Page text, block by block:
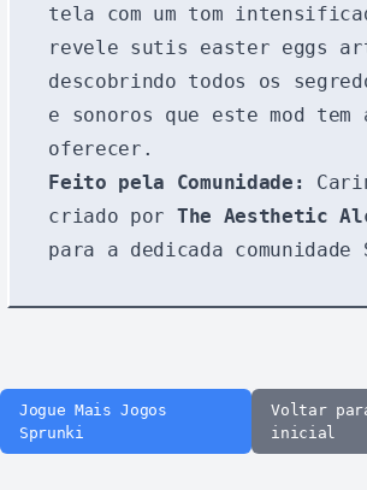
tela com um tom
revele sutis easter eggs
descobrindo todos os
e sonoros que este mod tem
oferecer.
Feito pela Comunidade:
criado por The Aesthetic
para a dedicada comunidade
Jogue Mais Jogos
Sprunki
Voltar
inicial